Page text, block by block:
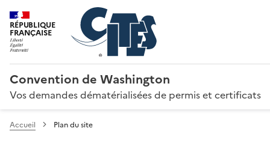
RÉPUBLIQUE
FRANÇAISE
Convention de Washington
Vos demandes dématérialisées de permis et certificats
Accueil Plan du site